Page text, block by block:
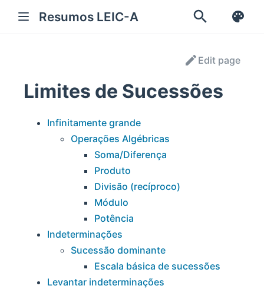
Resumos LEIC-A
Edit page
Limites de Sucessões
Infinitamente grande
Operações Algébricas
Soma/Diferença
Produto
Divisão (recíproco)
Módulo
Potência
Indeterminações
Sucessão dominante
Escala básica de sucessões
Levantar indeterminações